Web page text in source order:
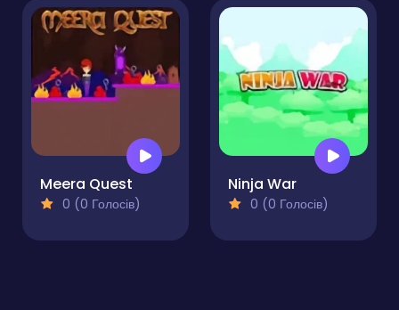
Meera Quest
0 (0 Голосів)
Ninja War
0 (0 Голосів)